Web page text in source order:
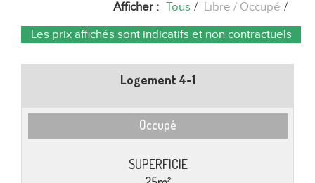
/
/ Libre Occupé
Tous
Afficher :
Les prix affichés sont indicatifs et non contractuels
Logement 4-1
Occupé